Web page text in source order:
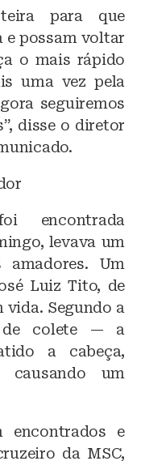
para que
e possam voltar
o mais rápido
uma vez pela
seguiremos
disse o diretor
encontrada
levava um
amadores. Um
Luiz Tito, de
vida. Segundo a
de colete — a
a cabeça,
um
encontrados e
da MSC,